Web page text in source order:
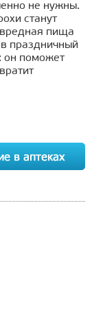
не нужны.
станут
пища
праздничный
он поможет